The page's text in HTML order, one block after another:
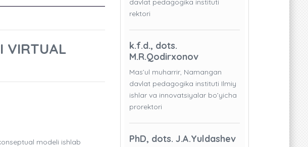
VIRTUAL
modeli ishlab
davlat pedagogika instituti
rektori
k.f.d., dots.
M.R.Qodirxonov
Mas’ul muharrir, Namangan
davlat pedagogika instituti Ilmiy
ishlar va innovatsiyalar bo’yicha
prorektori
PhD, dots. J.A.Yuldashev